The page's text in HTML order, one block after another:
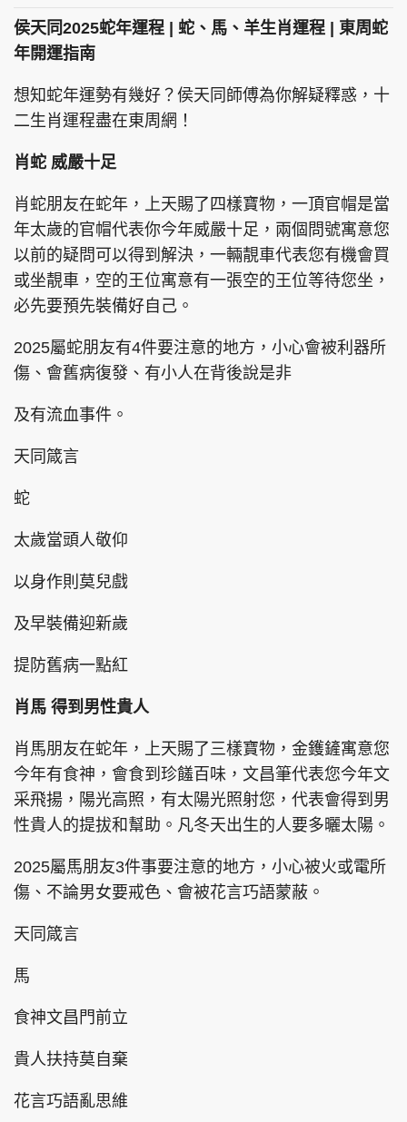
東周刊 cazbuyer 東Touch
PCM 電腦廣場 星島頭條
頭條日報 星島環球 The Standard
親子王 Oh!爸媽
隱私政策聲明
Copyright © 東周網 版權所有 . 不得轉載
©Eastweek.com.hk. All rights reserved.
侯天同2025蛇年運程 | 蛇、馬、羊生肖運程 | 東周蛇
年開運指南
想知蛇年運勢有幾好？侯天同師傅為你解疑釋惑，十
二生肖運程盡在東周網！
肖蛇 威嚴十足
肖蛇朋友在蛇年，上天賜了四樣寶物，一頂官帽是當
年太歲的官帽代表你今年威嚴十足，兩個問號寓意您
以前的疑問可以得到解決，一輛靚車代表您有機會買
或坐靚車，空的王位寓意有一張空的王位等待您坐，
必先要預先裝備好自己。
2025屬蛇朋友有4件要注意的地方，小心會被利器所
傷、會舊病復發、有小人在背後說是非
及有流血事件。
天同箴言
蛇
太歲當頭人敬仰
以身作則莫兒戲
及早裝備迎新歲
提防舊病一點紅
肖馬 得到男性貴人
肖馬朋友在蛇年，上天賜了三樣寶物，金鑊鏟寓意您
今年有食神，會食到珍饈百味，文昌筆代表您今年文
采飛揚，陽光高照，有太陽光照射您，代表會得到男
性貴人的提拔和幫助。凡冬天出生的人要多曬太陽。
2025屬馬朋友3件事要注意的地方，小心被火或電所
傷、不論男女要戒色、會被花言巧語蒙蔽。
天同箴言
馬
食神文昌門前立
貴人扶持莫自棄
花言巧語亂思維